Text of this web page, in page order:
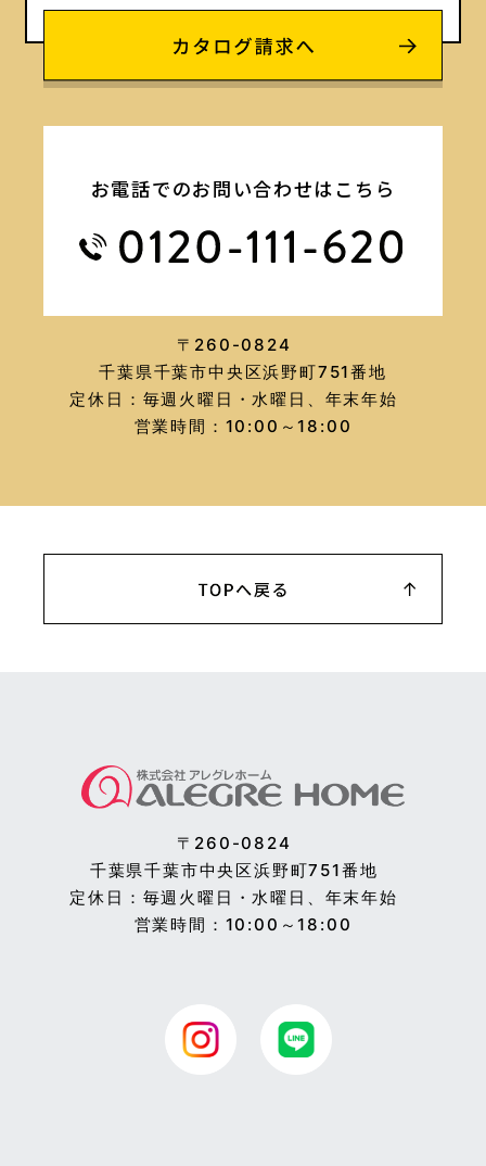
お電話でのお問い合わせはこちら
〒260-0824
千葉県千葉市中央区浜野町751番地
定休日：毎週火曜日・水曜日、年末年始
営業時間：10:00～18:00
〒260-0824
千葉県千葉市中央区浜野町751番地
定休日：毎週火曜日・水曜日、年末年始
営業時間：10:00～18:00